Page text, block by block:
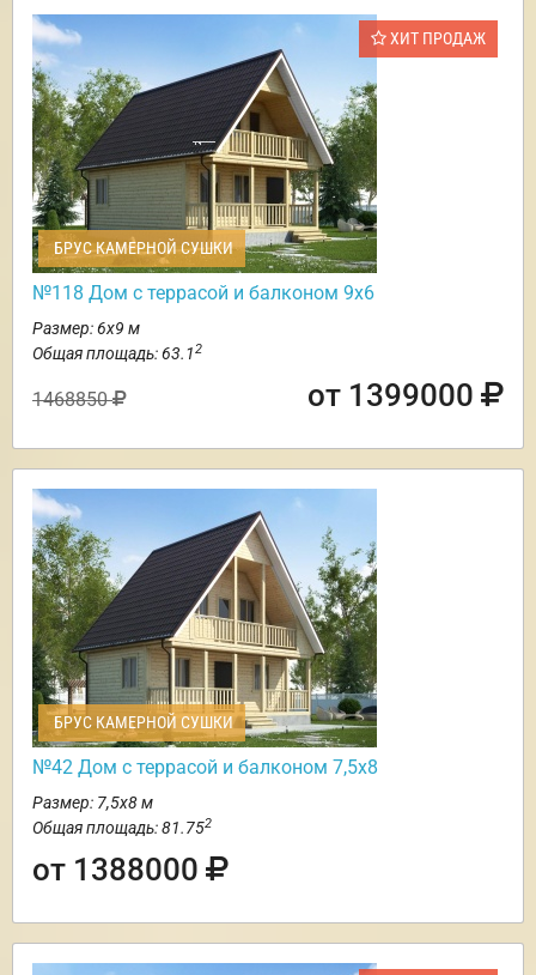
ХИТ ПРОДАЖ
БРУС КАМЕРНОЙ СУШКИ
№118 Дом с террасой и балконом 9х6
Размер: 6х9 м
Общая площадь: 63.12
1468850 от 1399000
БРУС КАМЕРНОЙ СУШКИ
№42 Дом с террасой и балконом 7,5х8
Размер: 7,5х8 м
Общая площадь: 81.752
от 1388000